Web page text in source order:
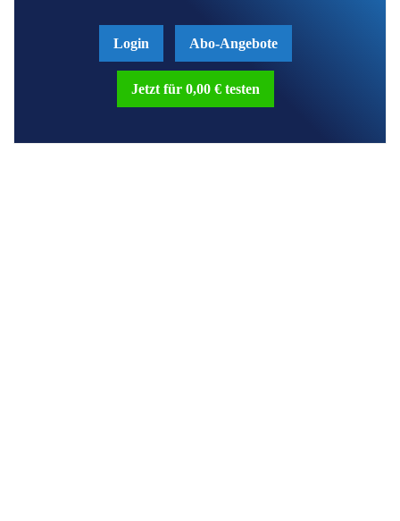
Login Abo-Angebote
Jetzt für 0,00 € testen